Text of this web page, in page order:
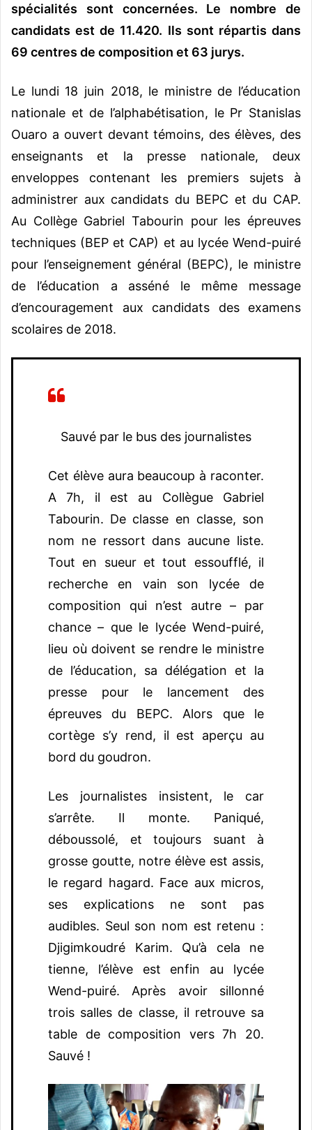
spécialités sont concernées. Le nombre de
candidats est de 11.420. Ils sont répartis dans
69 centres de composition et 63 jurys.
Le lundi 18 juin 2018, le ministre de l’éducation
nationale et de l’alphabétisation, le Pr Stanislas
Ouaro a ouvert devant témoins, des élèves, des
enseignants et la presse nationale, deux
enveloppes contenant les premiers sujets à
administrer aux candidats du BEPC et du CAP.
Au Collège Gabriel Tabourin pour les épreuves
techniques (BEP et CAP) et au lycée Wend-puiré
pour l’enseignement général (BEPC), le ministre
de l’éducation a asséné le même message
d’encouragement aux candidats des examens
scolaires de 2018.
Sauvé par le bus des journalistes
Cet élève aura beaucoup à raconter.
A 7h, il est au Collègue Gabriel
Tabourin. De classe en classe, son
nom ne ressort dans aucune liste.
Tout en sueur et tout essoufflé, il
recherche en vain son lycée de
composition qui n’est autre – par
chance – que le lycée Wend-puiré,
lieu où doivent se rendre le ministre
de l’éducation, sa délégation et la
presse pour le lancement des
épreuves du BEPC. Alors que le
cortège s’y rend, il est aperçu au
bord du goudron.
Les journalistes insistent, le car
s’arrête. Il monte. Paniqué,
déboussolé, et toujours suant à
grosse goutte, notre élève est assis,
le regard hagard. Face aux micros,
ses explications ne sont pas
audibles. Seul son nom est retenu :
Djigimkoudré Karim. Qu’à cela ne
tienne, l’élève est enfin au lycée
Wend-puiré. Après avoir sillonné
trois salles de classe, il retrouve sa
table de composition vers 7h 20.
Sauvé !